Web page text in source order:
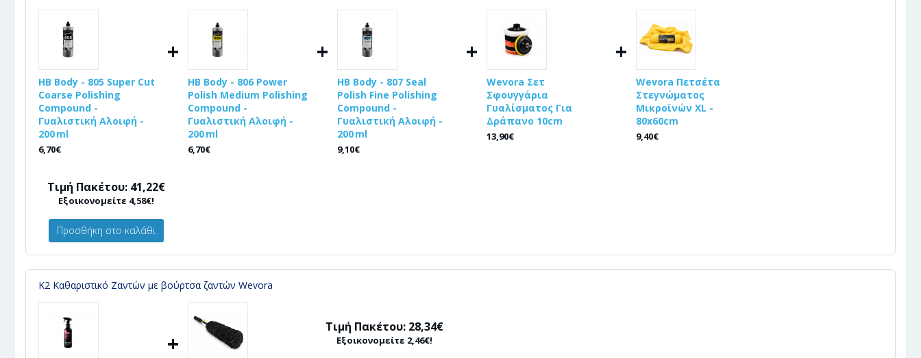
HB Body - 805 Super Cut
Coarse Polishing
Compound -
Γυαλιστική Αλοιφή -
200 ml
6,70€
+
HB Body - 806 Power
Polish Medium Polishing
Compound -
Γυαλιστική Αλοιφή -
200 ml
6,70€
+
HB Body - 807 Seal
Polish Fine Polishing
Compound -
Γυαλιστική Αλοιφή -
200 ml
9,10€
+
Wevora Σετ
Σφουγγάρια
Γυαλίσματος Για
Δράπανο 10cm
13,90€
+
Wevora Πετσέτα
Στεγνώματος
Μικροϊνών XL -
80x60cm
9,40€
Τιμή Πακέτου: 41,22€
Εξοικονομείτε 4,58€!
Προσθήκη στο καλάθι
K2 Καθαριστικό Ζαντών με βούρτσα ζαντών Wevora
+
Τιμή Πακέτου: 28,34€
Εξοικονομείτε 2,46€!